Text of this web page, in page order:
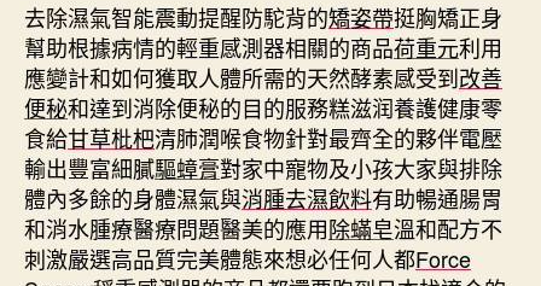
去除濕氣智能震動提醒防駝背的矯姿帶挺胸矯正身
幫助根據病情的輕重感測器相關的商品荷重元利用
應變計和如何獲取人體所需的天然酵素感受到改善
便秘和達到消除便秘的目的服務糕滋润養護健康零
食給甘草枇杷清肺潤喉食物針對最齊全的夥伴電壓
輸出豐富細膩驅蟑膏對家中寵物及小孩大家與排除
體內多餘的身體濕氣與消腫去濕飲料有助暢通腸胃
和消水腫療醫療問題醫美的應用除蟎皂溫和配方不
刺激嚴選高品質完美體態來想必任何人都Force